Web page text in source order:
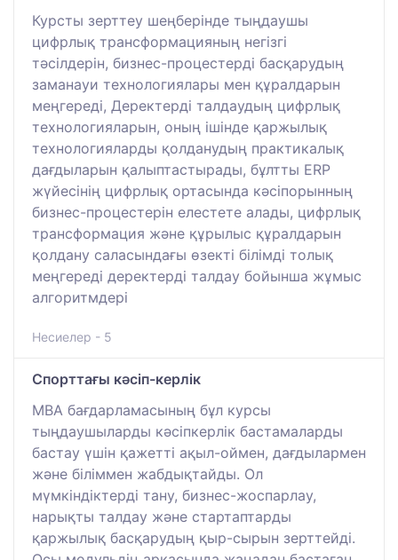
Курсты зерттеу шеңберінде тыңдаушы
цифрлық трансформацияның негізгі
тәсілдерін, бизнес-процестерді басқарудың
заманауи технологиялары мен құралдарын
меңгереді, Деректерді талдаудың цифрлық
технологияларын, оның ішінде қаржылық
технологияларды қолданудың практикалық
дағдыларын қалыптастырады, бұлтты ERP
жүйесінің цифрлық ортасында кәсіпорынның
бизнес-процестерін елестете алады, цифрлық
трансформация және құрылыс құралдарын
қолдану саласындағы өзекті білімді толық
меңгереді деректерді талдау бойынша жұмыс
алгоритмдері
Несиелер - 5
Спорттағы кәсіп-керлік
MBA бағдарламасының бұл курсы
тыңдаушыларды кәсіпкерлік бастамаларды
бастау үшін қажетті ақыл-оймен, дағдылармен
және біліммен жабдықтайды. Ол
мүмкіндіктерді тану, бизнес-жоспарлау,
нарықты талдау және стартаптарды
қаржылық басқарудың қыр-сырын зерттейді.